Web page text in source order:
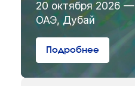
20 октября 2026
ОАЭ, Дубай
Подробнее